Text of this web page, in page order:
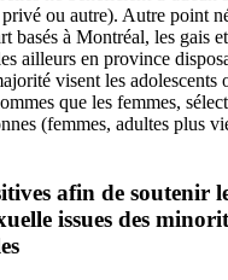
ou autre). Autre point
basés à Montréal, les gais
ailleurs en province
visent les adolescents
que les femmes,
(femmes, adultes plus
afin de soutenir
issues des